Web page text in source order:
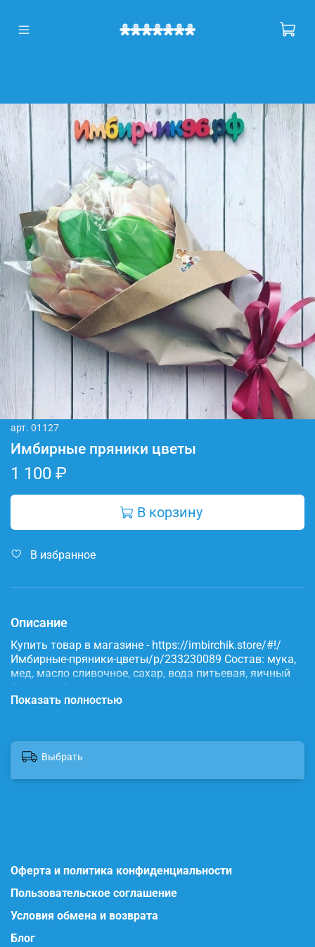
арт. 01127
Имбирные пряники цветы
1 100 ₽
В корзину
В избранное
Описание
Купить товар в магазине - https://imbirchik.store/#!/
Имбирные-пряники-цветы/p/233230089 Состав: мука,
мед, масло сливочное, сахар, вода питьевая, яичный
белок, имбирь, корица, сода, пищевые красители.
Показать полностью
Выбрать
Оферта и политика конфиденциальности
Пользовательское соглашение
Условия обмена и возврата
Блог